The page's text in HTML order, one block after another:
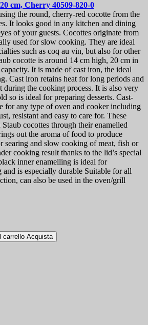
cm, Cherry 40509-820-0
the round, cherry-red cocotte from the
It looks good in any kitchen and dining
of your guests. Cocottes originate from
used for slow cooking. They are ideal
such as coq au vin, but also for other
cocotte is around 14 cm high, 20 cm in
It is made of cast iron, the ideal
Cast iron retains heat for long periods and
during the cooking process. It is also very
so is ideal for preparing desserts. Cast-
for any type of oven and cooker including
resistant and easy to care for. These
Staub cocottes through their enamelled
out the aroma of food to produce
searing and slow cooking of meat, fish or
cooking result thanks to the lid’s special
inner enamelling is ideal for
is especially durable Suitable for all
can also be used in the oven/grill
carrello Acquista